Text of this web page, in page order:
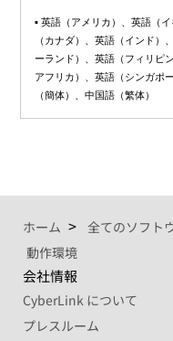
▪ 英語（アメリカ）、英語（
（カナダ）、英語（インド
ーランド）、英語（フィリピ
アフリカ）、英語（シンガポ
（簡体）、中国語（繁体）
ホーム 全てのソフト
動作環境
会社情報
CyberLink について
プレスルーム